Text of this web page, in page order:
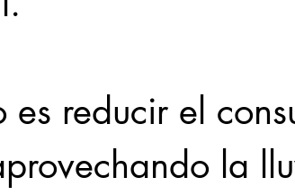
es reducir el
la